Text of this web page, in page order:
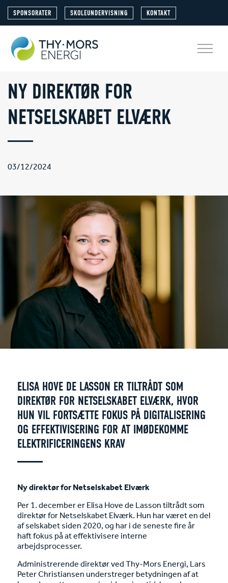
SPONSORATER SKOLEUNDERVISNING KONTAKT
NY DIREKTØR FOR
NETSELSKABET ELVÆRK
03/12/2024
ELISA HOVE DE LASSON ER TILTRÅDT SOM
DIREKTØR FOR NETSELSKABET ELVÆRK, HVOR
HUN VIL FORTSÆTTE FOKUS PÅ DIGITALISERING
OG EFFEKTIVISERING FOR AT IMØDEKOMME
ELEKTRIFICERINGENS KRAV
Ny direktør for Netselskabet Elværk
Per 1. december er Elisa Hove de Lasson tiltrådt som
direktør for Netselskabet Elværk. Hun har været en del
af selskabet siden 2020, og har i de seneste fire år
haft fokus på at effektivisere interne
arbejdsprocesser.
Administrerende direktør ved Thy-Mors Energi, Lars
Peter Christiansen understreger betydningen af at